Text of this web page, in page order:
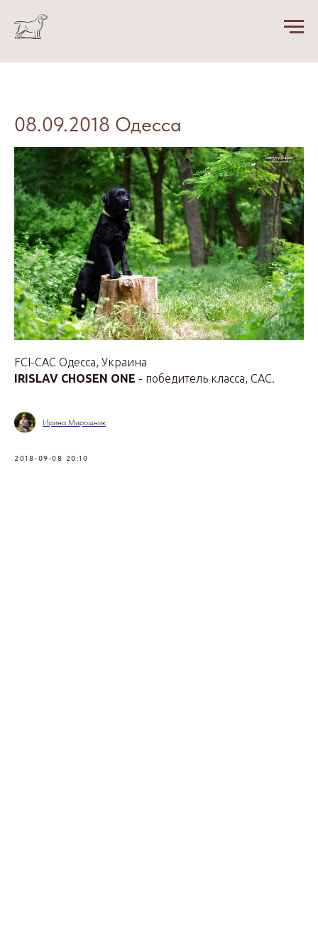
08.09.2018 Одесса
FCI-CAC Одесса, Украина
IRISLAV CHOSEN ONE - победитель класса, CAC.
Ирина Мирошник
2018-09-08 20:10